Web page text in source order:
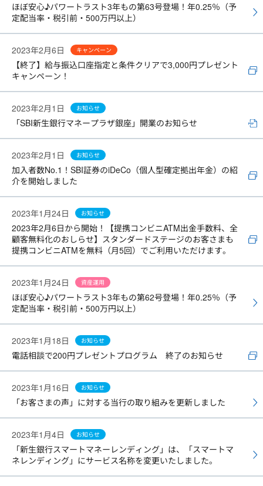
ほぼ安心♪パワートラスト3年もの第63号登場！年0.25％（予
定配当率・税引前・500万円以上）
2023年2月6日 キャンペーン
【終了】給与振込口座指定と条件クリアで3,000円プレゼント
キャンペーン！
2023年2月1日 お知らせ
「SBI新生銀行マネープラザ銀座」開業のお知らせ
2023年2月1日 お知らせ
加入者数No.1！SBI証券のiDeCo（個人型確定拠出年金）の紹
介を開始しました
2023年1月24日 お知らせ
2023年2月6日から開始！【提携コンビニATM出金手数料、全
顧客無料化のおしらせ】スタンダードステージのお客さまも
提携コンビニATMを無料（月5回）でご利用いただけます。
2023年1月24日 資産運用
ほぼ安心♪パワートラスト3年もの第62号登場！年0.25％（予
定配当率・税引前・500万円以上）
2023年1月18日 お知らせ
電話相談で200円プレゼントプログラム 終了のお知らせ
2023年1月16日 お知らせ
「お客さまの声」に対する当行の取り組みを更新しました
2023年1月4日 お知らせ
「新生銀行スマートマネーレンディング」は、「スマートマ
ネレンディング」にサービス名称を変更いたしました。